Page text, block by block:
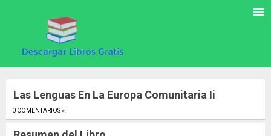
Las Lenguas En La Europa Comunitaria Ii
0 COMENTARIOS ».